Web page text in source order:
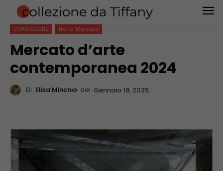
CONOSCERE Trend Mercato
Mercato d’arte
contemporanea 2024
Di Elisa Minchio del Gennaio 18, 2025